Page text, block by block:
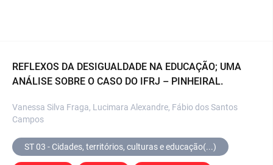
REFLEXOS DA DESIGUALDADE NA EDUCAÇÃO; UMA
ANÁLISE SOBRE O CASO DO IFRJ – PINHEIRAL.
Vanessa Silva Fraga, Lucimara Alexandre, Fábio dos Santos
Campos
ST 03 - Cidades, territórios, culturas e educação(...)